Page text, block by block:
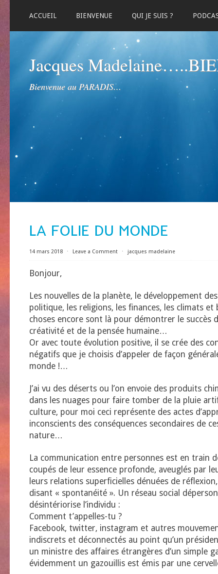
ACCUEIL BIENVENUE QUI JE SUIS ?
Jacques
Bienvenue au PARADIS…
LA FOLIE DU MONDE
14 mars 2018 ⋅ Leave a Comment ⋅ jacques madelaine
Bonjour,
Les nouvelles de la planète, le développement
politique, les religions, les finances, les climats et
choses encore sont là pour démontrer le succès
créativité et de la pensée humaine…
Or avec toute évolution positive, il se crée des
négatifs que je choisis d’appeler de façon
monde !…
J’ai vu des déserts ou l’on envoie des produits
dans les nuages pour faire tomber de la pluie
culture, pour moi ceci représente des actes
inconscients des conséquences secondaires de
nature…
La communication entre personnes est en train
coupés de leur essence profonde, aveuglés par
leurs relations superficielles dénuées de
disant « spontanéité ». Un réseau social
désintériorise l’individu :
Comment t’appelles-tu ?
Facebook, twitter, instagram et autres
indiscrets et déconnectés au point qu’un
un ministre des affaires étrangères d’un simple
évidemment un gazouillis est émis par une